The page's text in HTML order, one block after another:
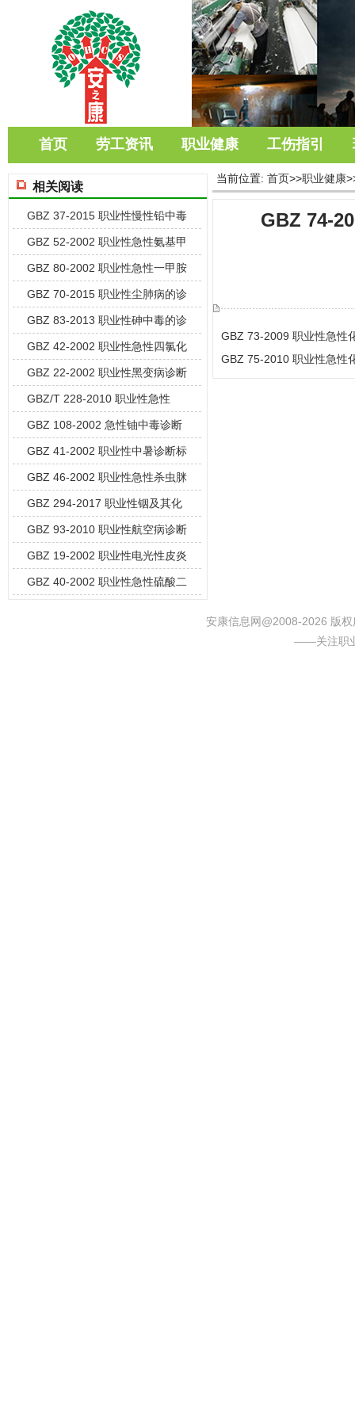
首页 劳工资讯 职业健康 工伤指引
当前位置: 首页>>职业健康
GBZ 74-
GBZ 73-2009 职业性急性
GBZ 75-2010 职业性急性
相关阅读
GBZ 37-2015 职业性慢性铅中毒
GBZ 52-2002 职业性急性氨基甲
GBZ 80-2002 职业性急性一甲胺
GBZ 70-2015 职业性尘肺病的诊
GBZ 83-2013 职业性砷中毒的诊
GBZ 42-2002 职业性急性四氯化
GBZ 22-2002 职业性黑变病诊断
GBZ/T 228-2010 职业性急性
GBZ 108-2002 急性铀中毒诊断
GBZ 41-2002 职业性中暑诊断标
GBZ 46-2002 职业性急性杀虫脒
GBZ 294-2017 职业性铟及其化
GBZ 93-2010 职业性航空病诊断
GBZ 19-2002 职业性电光性皮炎
GBZ 40-2002 职业性急性硫酸二
安康信息网@2008-2026 版
——关注职